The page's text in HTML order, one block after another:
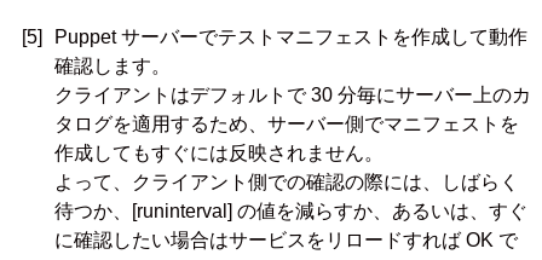
[5]
Puppet サーバーでテストマニフェストを作成して動作
確認します。
クライアントはデフォルトで 30 分毎にサーバー上のカ
タログを適用するため、サーバー側でマニフェストを
作成してもすぐには反映されません。
よって、クライアント側での確認の際には、しばらく
待つか、[runinterval] の値を減らすか、あるいは、すぐ
に確認したい場合はサービスをリロードすれば OK で